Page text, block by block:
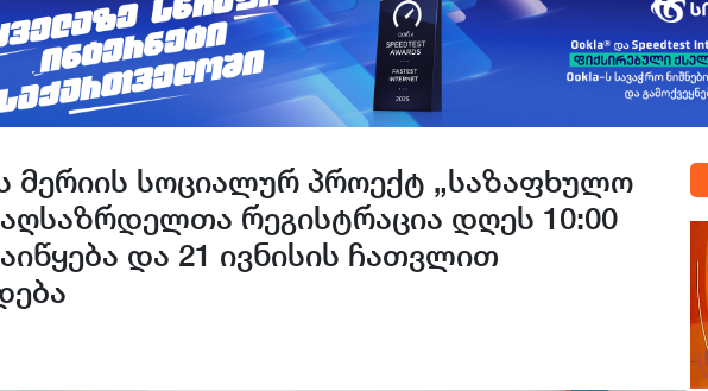
მერიის სოციალურ პროექტ „საზაფხულო
აღსაზრდელთა რეგისტრაცია დღეს 10:00
და 21 ივნისის ჩათვლით